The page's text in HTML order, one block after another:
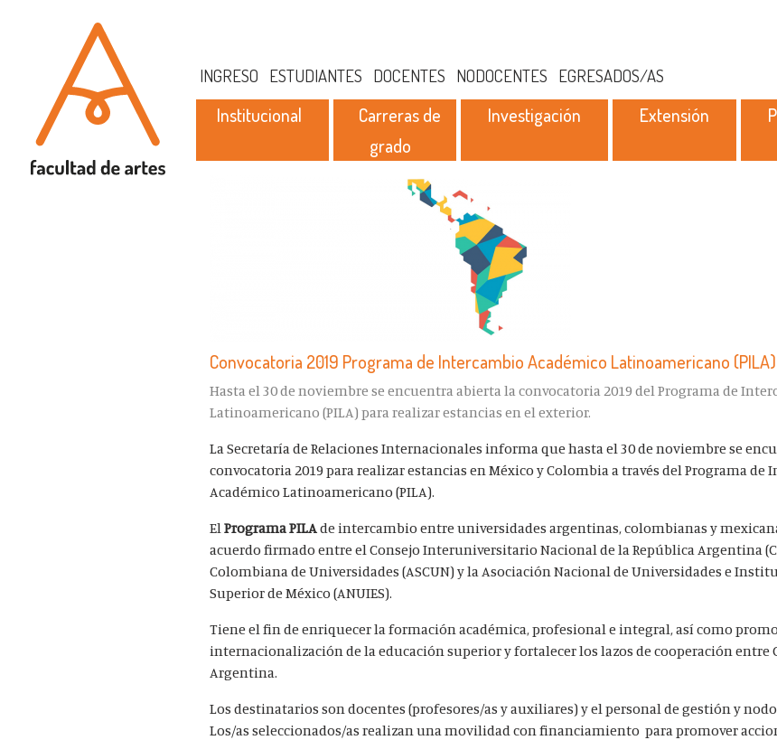
INGRESO ESTUDIANTES DOCENTES NODOCENTES EGRESADOS/AS
Institucional
Carreras de
grado
Investigación Extensión
Convocatoria 2019 Programa de Intercambio Académico Latinoamericano (PILA)
Hasta el 30 de noviembre se encuentra abierta la convocatoria 2019 del Programa de
Latinoamericano (PILA) para realizar estancias en el exterior.
La Secretaría de Relaciones Internacionales informa que hasta el 30 de noviembre se
convocatoria 2019 para realizar estancias en México y Colombia a través del Programa de
Académico Latinoamericano (PILA).
ElPrograma PILAde intercambio entre universidades argentinas, colombianas y
acuerdo firmado entre el Consejo Interuniversitario Nacional de la República Argentina
Colombiana de Universidades (ASCUN) y la Asociación Nacional de Universidades e
Superior de México (ANUIES).
Tiene el fin de enriquecer la formación académica, profesional e integral, así como
internacionalización de la educación superior y fortalecer los lazos de cooperación entre
Argentina.
Los destinatarios son docentes (profesores/as y auxiliares) y el personal de gestión y
Los/as seleccionados/as realizan una movilidad con financiamiento para promover